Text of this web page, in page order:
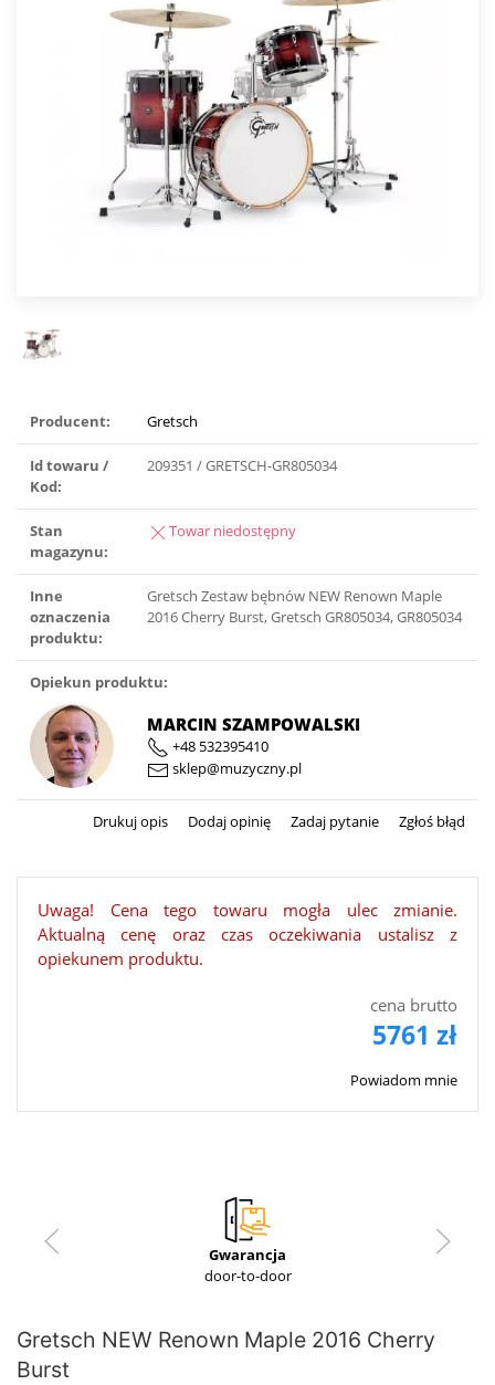
Producent: Gretsch
Id towaru /
Kod:
209351 / GRETSCH-GR805034
Stan
magazynu:
Towar niedostępny
Inne
oznaczenia
produktu:
Gretsch Zestaw bębnów NEW Renown Maple
2016 Cherry Burst, Gretsch GR805034, GR805034
Opiekun produktu:
MARCIN SZAMPOWALSKI
+48 532395410
sklep@muzyczny.pl
Drukuj opis Dodaj opinię Zadaj pytanie Zgłoś błąd
Uwaga! Cena tego towaru mogła ulec zmianie.
Aktualną cenę oraz czas oczekiwania ustalisz z
opiekunem produktu.
cena brutto
5761 zł
Powiadom mnie
Gwarancja
door-to-door
Gretsch NEW Renown Maple 2016 Cherry
Burst